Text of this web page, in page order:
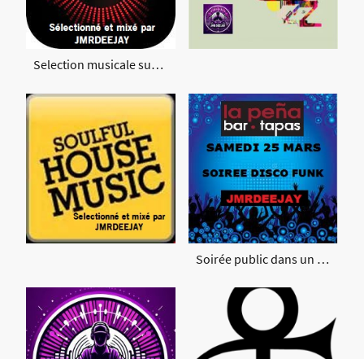
Selection musicale sur MIXCLOUD
Soirée public dans un bar Tapas